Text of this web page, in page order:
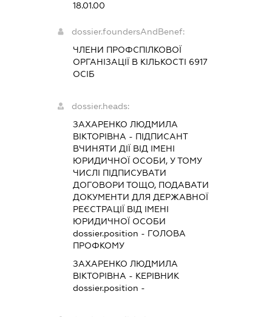
18.01.00
dossier.foundersAndBenef:
ЧЛЕНИ ПРОФСПІЛКОВОЇ
ОРГАНІЗАЦІЇ В КІЛЬКОСТІ 6917
ОСІБ
dossier.heads:
ЗАХАРЕНКО ЛЮДМИЛА
ВІКТОРІВНА - ПІДПИСАНТ
ВЧИНЯТИ ДІЇ ВІД ІМЕНІ
ЮРИДИЧНОЇ ОСОБИ, У ТОМУ
ЧИСЛІ ПІДПИСУВАТИ
ДОГОВОРИ ТОЩО, ПОДАВАТИ
ДОКУМЕНТИ ДЛЯ ДЕРЖАВНОЇ
РЕЄСТРАЦІЇ ВІД ІМЕНІ
ЮРИДИЧНОЇ ОСОБИ
dossier.position - ГОЛОВА
ПРОФКОМУ
ЗАХАРЕНКО ЛЮДМИЛА
ВІКТОРІВНА - КЕРІВНИК
dossier.position -